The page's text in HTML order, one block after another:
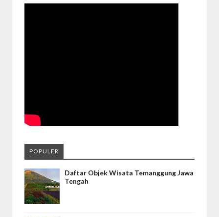
POPULER
Daftar Objek Wisata Temanggung Jawa
Tengah